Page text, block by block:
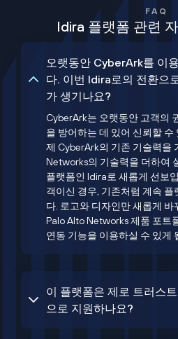
FAQ
Idira 플랫폼 관련
오랫동안 CyberArk를 이
다. 이번 Idira로의 전환으
가 생기나요?
CyberArk는 오랫동안 고객의
을 방어하는 데 있어 신뢰할 수
제 CyberArk의 기존 기술력을
Networks의 기술력을 더하여
플랫폼인 Idira로 새롭게 선보
객이신 경우, 기존처럼 계속
다. 로고와 디자인만 새롭게
Palo Alto Networks 제품 포트
연동 기능을 이용하실 수 있게
이 플랫폼은 제로 트러스
으로 지원하나요?